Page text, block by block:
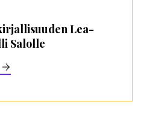
Lea-
Salolle